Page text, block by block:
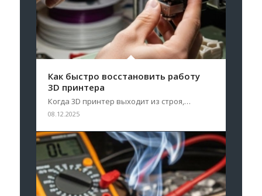
Как быстро восстановить работу
3D принтера
Когда 3D принтер выходит из строя,…
08.12.2025